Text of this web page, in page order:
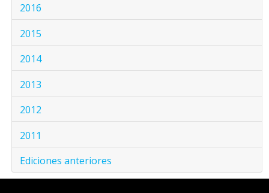
2016
2015
2014
2013
2012
2011
Ediciones anteriores